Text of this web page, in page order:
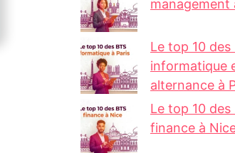
management
Le top 10 des
informatique
alternance à
Le top 10 des
finance à